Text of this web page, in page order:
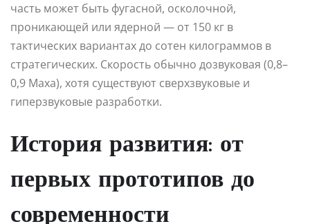
часть может быть фугасной, осколочной,
проникающей или ядерной — от 150 кг в
тактических вариантах до сотен килограммов в
стратегических. Скорость обычно дозвуковая (0,8–
0,9 Маха), хотя существуют сверхзвуковые и
гиперзвуковые разработки.
История развития: от
первых прототипов до
современности